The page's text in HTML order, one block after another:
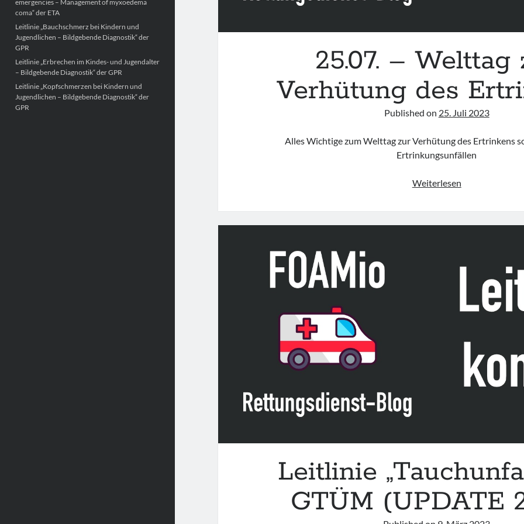
emergencies – Management of myxoedema
coma“ der ETA
Leitlinie „Bauchschmerz bei Kindern und
Jugendlichen – Bildgebende Diagnostik“ der
GPR
Leitlinie „Erbrechen im Kindes- und Jugendalter
– Bildgebende Diagnostik“ der GPR
Leitlinie „Kopfschmerzen bei Kindern und
Jugendlichen – Bildgebende Diagnostik“ der
GPR
25.07. – Welttag
Verhütung des
Published on 25. Juli 2023
Alles Wichtige zum Welttag zur Verhütung des Ertrinkens
Ertrinkungsunfällen
Weiterlesen25.07.
zur
Ertrinkens
Leitlinie
GTÜM (UPDATE